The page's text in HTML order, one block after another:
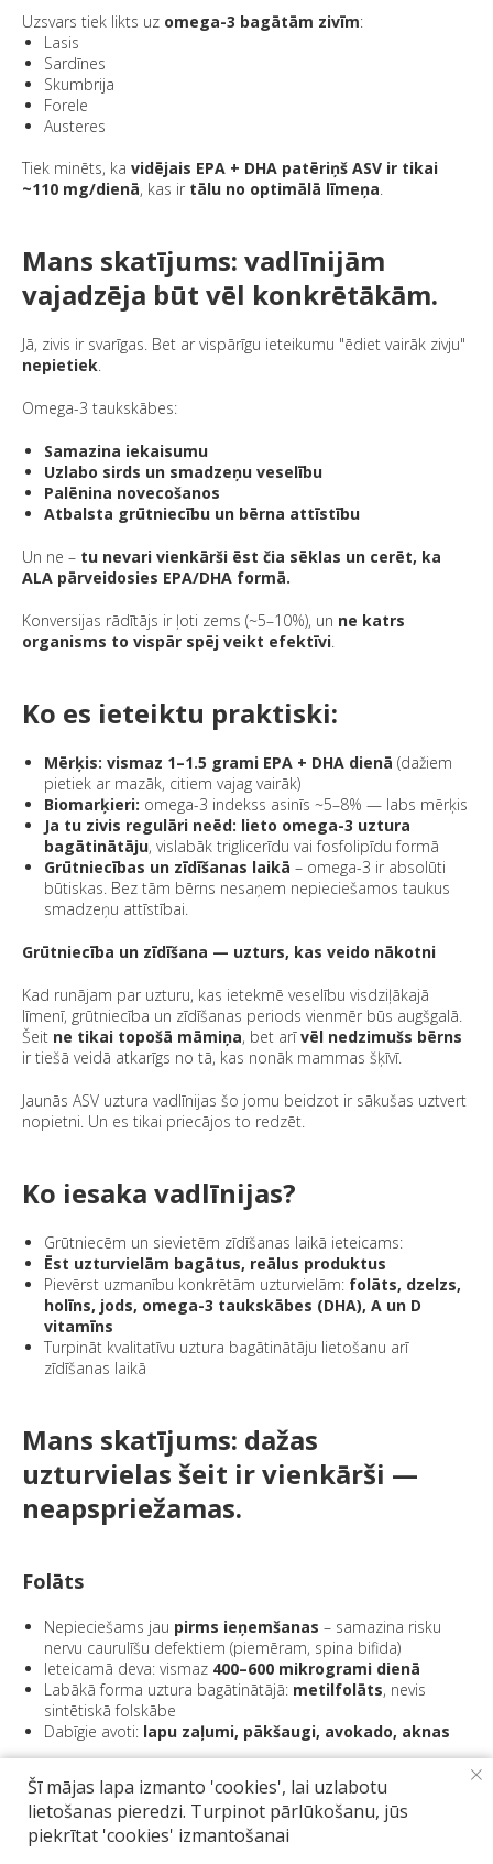
Uzsvars tiek likts uz omega-3 bagātām zivīm:
Lasis
Sardīnes
Skumbrija
Forele
Austeres
Tiek minēts, ka vidējais EPA + DHA patēriņš ASV ir tikai
~110 mg/dienā, kas ir tālu no optimālā līmeņa.
Mans skatījums: vadlīnijām
vajadzēja būt vēl konkrētākām.
Jā, zivis ir svarīgas. Bet ar vispārīgu ieteikumu "ēdiet vairāk zivju"
nepietiek.
Omega-3 taukskābes:
Samazina iekaisumu
Uzlabo sirds un smadzeņu veselību
Palēnina novecošanos
Atbalsta grūtniecību un bērna attīstību
Un ne – tu nevari vienkārši ēst čia sēklas un cerēt, ka
ALA pārveidosies EPA/DHA formā.
Konversijas rādītājs ir ļoti zems (~5–10%), un ne katrs
organisms to vispār spēj veikt efektīvi.
Ko es ieteiktu praktiski:
Mērķis: vismaz 1–1.5 grami EPA + DHA dienā (dažiem
pietiek ar mazāk, citiem vajag vairāk)
Biomarķieri: omega-3 indekss asinīs ~5–8% — labs mērķis
Ja tu zivis regulāri neēd: lieto omega-3 uztura
bagātinātāju, vislabāk triglicerīdu vai fosfolipīdu formā
Grūtniecības un zīdīšanas laikā – omega-3 ir absolūti
būtiskas. Bez tām bērns nesaņem nepieciešamos taukus
smadzeņu attīstībai.
Grūtniecība un zīdīšana — uzturs, kas veido nākotni
Kad runājam par uzturu, kas ietekmē veselību visdziļākajā
līmenī, grūtniecība un zīdīšanas periods vienmēr būs augšgalā.
Šeit ne tikai topošā māmiņa, bet arīvēl nedzimušs bērns
ir tiešā veidā atkarīgs no tā, kas nonāk mammas šķīvī.
Jaunās ASV uztura vadlīnijas šo jomu beidzot ir sākušas uztvert
nopietni. Un es tikai priecājos to redzēt.
Ko iesaka vadlīnijas?
Grūtniecēm un sievietēm zīdīšanas laikā ieteicams:
Ēst uzturvielām bagātus, reālus produktus
Pievērst uzmanību konkrētām uzturvielām: folāts, dzelzs,
holīns, jods, omega-3 taukskābes (DHA), A un D
vitamīns
Turpināt kvalitatīvu uztura bagātinātāju lietošanu arī
zīdīšanas laikā
Mans skatījums: dažas
uzturvielas šeit ir vienkārši —
neapspriežamas.
Folāts
Nepieciešams jau pirms ieņemšanas – samazina risku
nervu caurulīšu defektiem (piemēram, spina bifida)
Ieteicamā deva: vismaz 400–600 mikrogrami dienā
Labākā forma uztura bagātinātājā: metilfolāts, nevis
sintētiskā folskābe
Dabīgie avoti: lapu zaļumi, pākšaugi, avokado, aknas
Holīns — uztura neredzamais varonis
Būtiska lomaaugļa smadzeņu attīstībā
Šī mājas lapa izmanto 'cookies', lai uzlabotu
lietošanas pieredzi. Turpinot pārlūkošanu, jūs
piekrītat 'cookies' izmantošanai